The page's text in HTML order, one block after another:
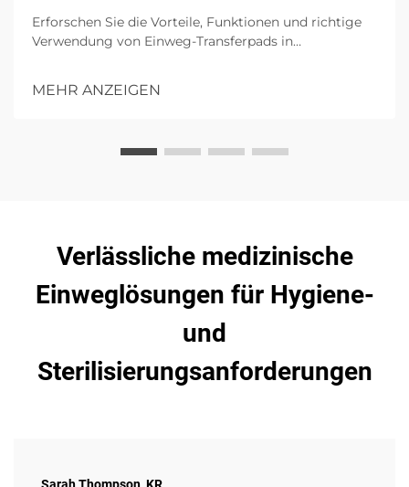
Erforschen Sie die Vorteile, Funktionen und richtige
Verwendung von Einweg-Transferpads in
hochgradiger Absorption eingegangen wird.
MEHR ANZEIGEN
Verlässliche medizinische
Einweglösungen für Hygiene-
und
Sterilisierungsanforderungen
Sarah Thompson, KR